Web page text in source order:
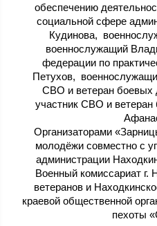
обеспечению
социальной сфере
Кудинова,
военнослужащий
федерации по
Петухов,
СВО и ветеран боевых
участник СВО и ветеран
Организаторами
молодёжи совместно с
администрации
Военный комиссариат г.
ветеранов и
краевой общественной
пехоты